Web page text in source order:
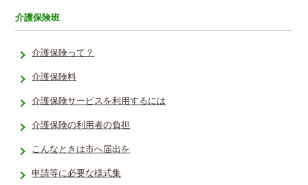
介護保険班
介護保険って？
介護保険料
介護保険サービスを利用するには
介護保険の利用者の負担
こんなときは市へ届出を
申請等に必要な様式集